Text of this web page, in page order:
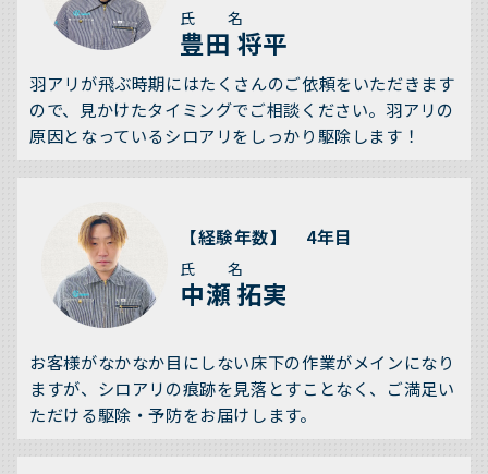
氏 名
豊田 将平
羽アリが飛ぶ時期にはたくさんのご依頼をいただきます
ので、見かけたタイミングでご相談ください。羽アリの
原因となっているシロアリをしっかり駆除します！
【経験年数】 4年目
氏 名
中瀬 拓実
お客様がなかなか目にしない床下の作業がメインになり
ますが、シロアリの痕跡を見落とすことなく、ご満足い
ただける駆除・予防をお届けします。